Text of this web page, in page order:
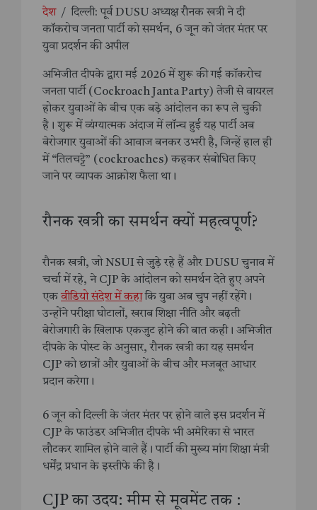
देश / दिल्ली: पूर्व DUSU अध्यक्ष रौनक खत्री ने दी
कॉकरोच जनता पार्टी को समर्थन, 6 जून को जंतर मंतर पर
युवा प्रदर्शन की अपील
अभिजीत दीपके द्वारा मई 2026 में शुरू की गई कॉकरोच
जनता पार्टी (Cockroach Janta Party) तेजी से वायरल
होकर युवाओं के बीच एक बड़े आंदोलन का रूप ले चुकी
है। शुरू में व्यंग्यात्मक अंदाज में लॉन्च हुई यह पार्टी अब
बेरोजगार युवाओं की आवाज बनकर उभरी है, जिन्हें हाल ही
में “तिलचट्टे” (cockroaches) कहकर संबोधित किए
जाने पर व्यापक आक्रोश फैला था।
रौनक खत्री का समर्थन क्यों महत्वपूर्ण?
रौनक खत्री, जो NSUI से जुड़े रहे हैं और DUSU चुनाव में
चर्चा में रहे, ने CJP के आंदोलन को समर्थन देते हुए अपने
एक वीडियो संदेश में कहाकि युवा अब चुप नहीं रहेंगे।
उन्होंने परीक्षा घोटालों, खराब शिक्षा नीति और बढ़ती
बेरोजगारी के खिलाफ एकजुट होने की बात कही। अभिजीत
दीपके के पोस्ट के अनुसार, रौनक खत्री का यह समर्थन
CJP को छात्रों और युवाओं के बीच और मजबूत आधार
प्रदान करेगा।
6 जून को दिल्ली के जंतर मंतर पर होने वाले इस प्रदर्शन में
CJP के फाउंडर अभिजीत दीपके भी अमेरिका से भारत
लौटकर शामिल होने वाले हैं। पार्टी की मुख्य मांग शिक्षा मंत्री
धर्मेंद्र प्रधान के इस्तीफे की है।
CJP का उदय: मीम से मूवमेंट तक :